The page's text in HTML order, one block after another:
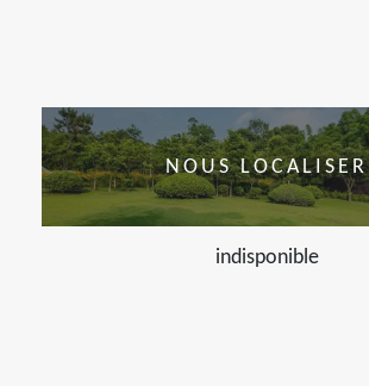
NOUS LOCALISER
indisponible